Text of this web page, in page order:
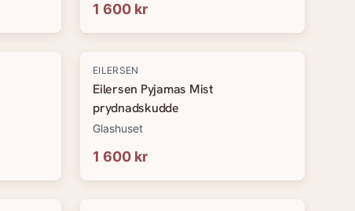
1 600 kr
EILERSEN
Eilersen Pyjamas Mist
prydnadskudde
Glashuset
1 600 kr